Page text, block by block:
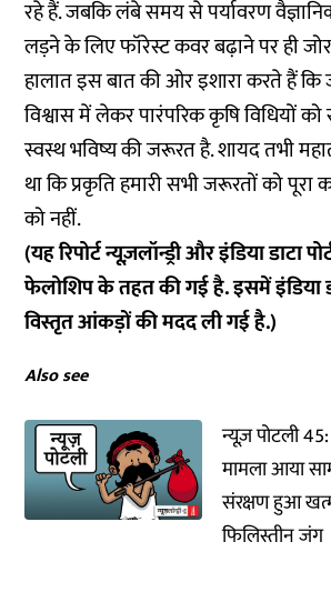
रहे हैं. जबकि लंबे समय से पर्यावरण
लड़ने के लिए फॉरेस्ट कवर बढ़ाने पर ही
हालात इस बात की ओर इशारा करते हैं कि
विश्वास में लेकर पारंपरिक कृषि विधियों
स्वस्थ भविष्य की जरूरत है. शायद तभी
था कि प्रकृति हमारी सभी जरूरतों को
को नहीं.
(यह रिपोर्ट न्यूज़लॉन्ड्री और इंडिया डाटा
फेलोशिप के तहत की गई है. इसमें इंडिया
विस्तृत आंकड़ों की मदद ली गई है.)
Also see
न्यूज़ पोटली
मामला आया
संरक्षण हुआ
फिलिस्तीन जंग